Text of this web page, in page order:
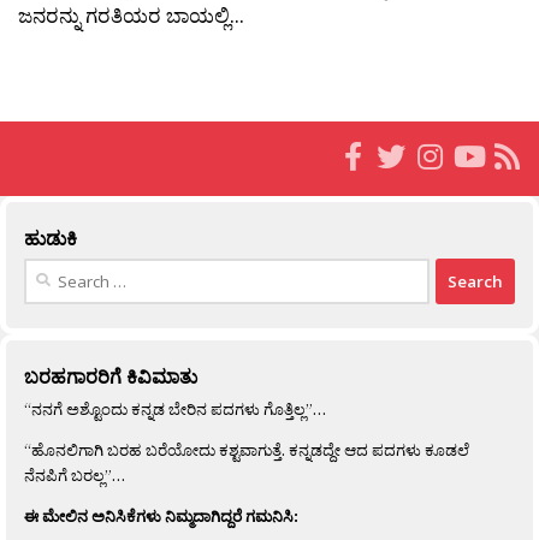
ಜನರನ್ನು ಗರತಿಯರ ಬಾಯಲ್ಲಿ...
ಹುಡುಕಿ
Search
ಬರಹಗಾರರಿಗೆ ಕಿವಿಮಾತು
“ನನಗೆ ಅಶ್ಟೊಂದು ಕನ್ನಡ ಬೇರಿನ ಪದಗಳು ಗೊತ್ತಿಲ್ಲ”…
“ಹೊನಲಿಗಾಗಿ ಬರಹ ಬರೆಯೋದು ಕಶ್ಟವಾಗುತ್ತೆ. ಕನ್ನಡದ್ದೇ ಆದ ಪದಗಳು ಕೂಡಲೆ
ನೆನಪಿಗೆ ಬರಲ್ಲ”…
ಈ ಮೇಲಿನ ಅನಿಸಿಕೆಗಳು ನಿಮ್ಮದಾಗಿದ್ದರೆ ಗಮನಿಸಿ: